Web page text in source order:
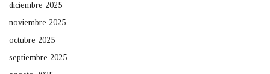
diciembre 2025
noviembre 2025
octubre 2025
septiembre 2025